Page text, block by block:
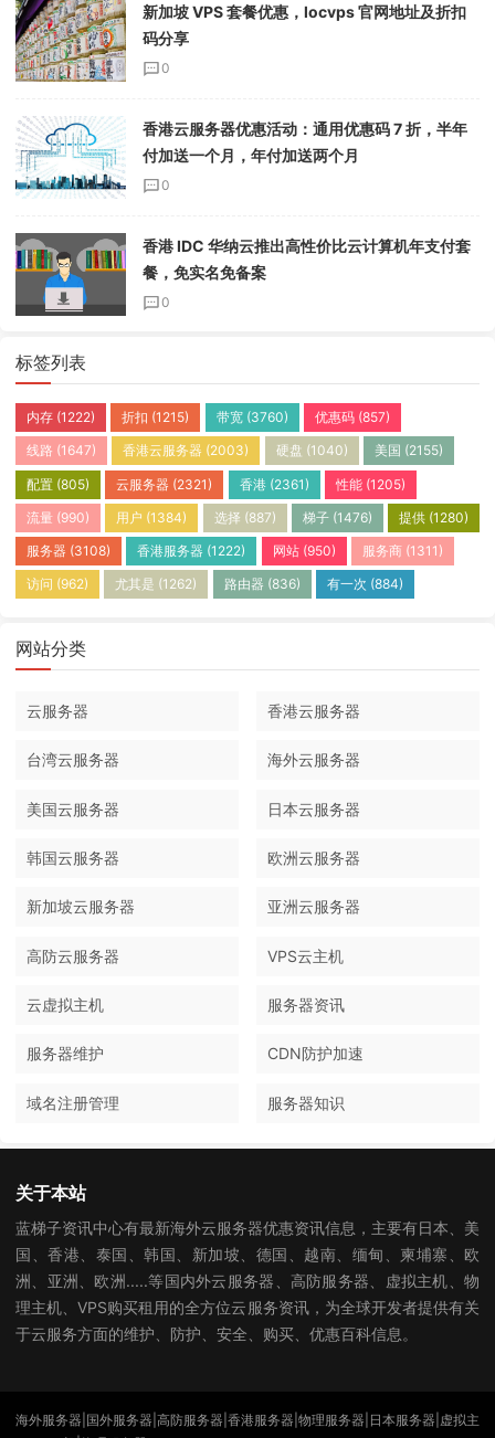
新加坡 VPS 套餐优惠，locvps 官网地址及折扣
码分享
0
香港云服务器优惠活动：通用优惠码 7 折，半年
付加送一个月，年付加送两个月
0
香港 IDC 华纳云推出高性价比云计算机年支付套
餐，免实名免备案
0
标签列表
内存 (1222) 折扣 (1215) 带宽(3760) 优惠码(857)
线路 (1647) 香港云服务器 (2003) 硬盘 (1040) 美国 (2155)
配置 (805) 云服务器 (2321) 香港(2361) 性能(1205)
流量 (990) 用户 (1384) 选择 (887) 梯子(1476) 提供 (1280)
服务器 (3108) 香港服务器 (1222) 网站(950) 服务商(1311)
访问 (962) 尤其是 (1262) 路由器 (836) 有一次 (884)
网站分类
云服务器 香港云服务器
台湾云服务器 海外云服务器
美国云服务器 日本云服务器
韩国云服务器 欧洲云服务器
新加坡云服务器 亚洲云服务器
高防云服务器 VPS云主机
云虚拟主机 服务器资讯
服务器维护 CDN防护加速
域名注册管理 服务器知识
关于本站
蓝梯子资讯中心有最新海外云服务器优惠资讯信息，主要有日本、美
国、香港、泰国、韩国、新加坡、德国、越南、缅甸、柬埔寨、欧
洲、亚洲、欧洲.....等国内外云服务器、高防服务器、虚拟主机、物
理主机、VPS购买租用的全方位云服务资讯，为全球开发者提供有关
于云服务方面的维护、防护、安全、购买、优惠百科信息。
海外服务器|国外服务器|高防服务器|香港服务器|物理服务器|日本服务器|虚拟主